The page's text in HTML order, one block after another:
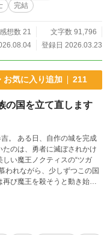
完結
感想数 21
文字数 91,796
登録日 2026.03.23
お気に入り追加 211
の国を立て直します
。 ある日、自作の城を完成
溺愛×異世界復興BLファンタ